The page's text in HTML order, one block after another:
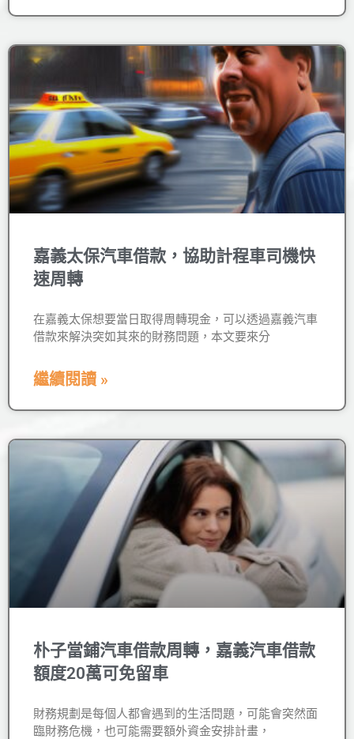
嘉義太保汽車借款，協助計程車司機快
速周轉
在嘉義太保想要當日取得周轉現金，可以透過嘉義汽車
借款來解決突如其來的財務問題，本文要來分
繼續閱讀 »
朴子當鋪汽車借款周轉，嘉義汽車借款
額度20萬可免留車
財務規劃是每個人都會遇到的生活問題，可能會突然面
臨財務危機，也可能需要額外資金安排計畫，